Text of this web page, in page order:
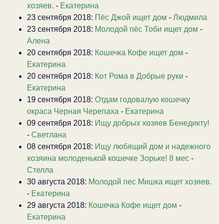
хозяев. - Екатерина
23 сентября 2018: Пёс Джой ищет дом - Людмила
23 сентября 2018: Молодой пёс Тоби ищет дом -
Алена
20 сентября 2018: Кошечка Кофе ищет дом -
Екатерина
20 сентября 2018: Кот Рома в Добрые руки -
Екатерина
19 сентября 2018: Отдам годовалую кошечку
окраса Черная Черепаха - Екатерина
09 сентября 2018: Ищу добрых хозяев Бенедикту!
- Светлана
08 сентября 2018: Ищу любящий дом и надежного
хозяина молоденькой кошечке Зорьке! 8 мес -
Стелла
30 августа 2018: Молодой пес Мишка ищет хозяев.
- Екатерина
29 августа 2018: Кошечка Кофе ищет дом -
Екатерина